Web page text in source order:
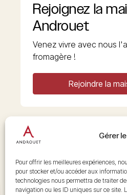
Gérer
Pour offrir les meilleures expériences,
pour stocker et/ou accéder aux
technologies nous permettra de traiter
navigation ou les ID uniques sur ce site.
Rejoignez la
Androuet
Venez vivre avec nous
fromagère !
Rejoindre la